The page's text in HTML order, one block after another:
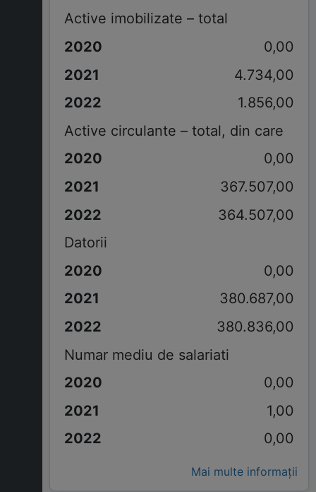
Active imobilizate – total
0,00
4.734,00
1.856,00
Active circulante – total, din care
0,00
367.507,00
364.507,00
Datorii
0,00
380.687,00
380.836,00
Numar mediu de salariati
0,00
1,00
0,00
Mai multe informații